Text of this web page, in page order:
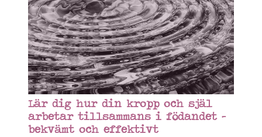
Lär dig hur din kropp och själ
arbetar tillsammans i födandet –
bekvämt och effektivt